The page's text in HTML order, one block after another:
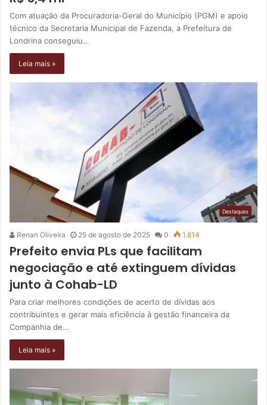
Com atuação da Procuradoria-Geral do Município (PGM) e apoio
técnico da Secretaria Municipal de Fazenda, a Prefeitura de
Londrina conseguiu…
Leia mais »
Destaques
Renan Oliveira 25 de agosto de 2025 0 1.814
Prefeito envia PLs que facilitam
negociação e até extinguem dívidas
junto à Cohab-LD
Para criar melhores condições de acerto de dívidas aos
contribuintes e gerar mais eficiência à gestão financeira da
Companhia de…
Leia mais »